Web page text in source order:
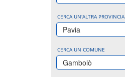
CERCA UN'ALTRA PROVINCIA
Pavia
CERCA UN COMUNE
Gambolò